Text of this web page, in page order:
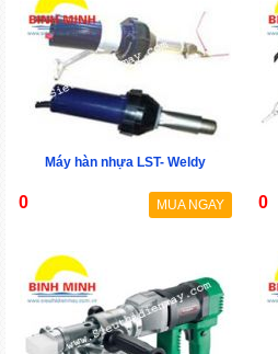
Máy hàn nhựa LST- Weldy
0 MUA NGAY 0